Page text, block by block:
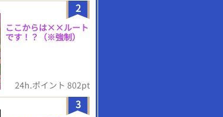
2
ここからは××ルート
です！？（※強制）
24h.ポイント 802pt
3